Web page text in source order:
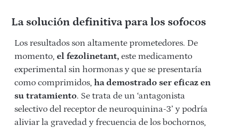
La solución definitiva para los sofocos
Los resultados son altamente prometedores. De
momento, el fezolinetant, este medicamento
experimental sin hormonas y que se presentaría
como comprimidos, ha demostrado ser eficaz en
su tratamiento. Se trata de un ‘antagonista
selectivo del receptor de neuroquinina-3’ y podría
aliviar la gravedad y frecuencia de los bochornos,